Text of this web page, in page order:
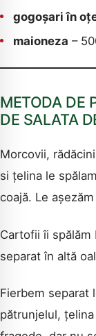
gogoșari în
maioneza –
METODA DE
DE SALATA
Morcovii,
si țelina le
coajă. Le
Cartofii îi spălăm
separat în altă
Fierbem separat
pătrunjelul,